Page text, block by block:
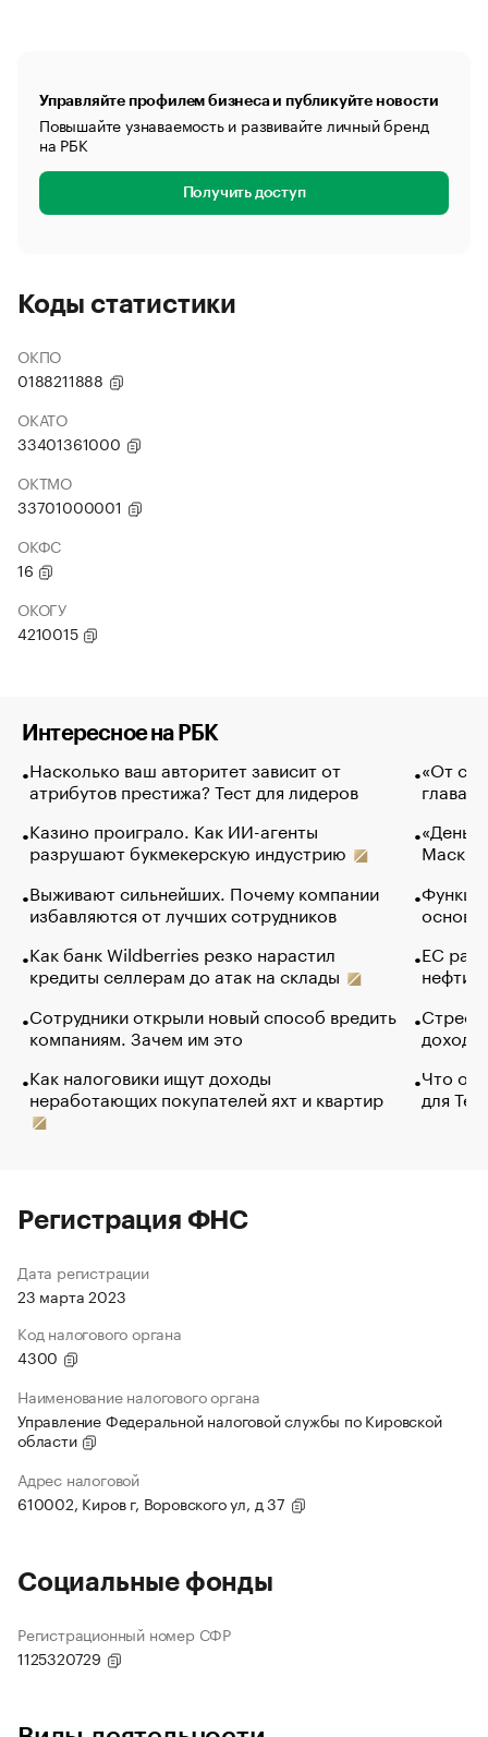
Управляйте профилем бизнеса и публикуйте новости
Повышайте узнаваемость и развивайте личный бренд
на РБК
Получить доступ
Коды статистики
ОКПО
0188211888
ОКАТО
33401361000
ОКТМО
33701000001
ОКФС
16
ОКОГУ
4210015
Интересное на РБК
Насколько ваш авторитет зависит от
атрибутов престижа? Тест для лидеров
Казино проиграло. Как ИИ-агенты
разрушают букмекерскую индустрию
Выживают сильнейших. Почему компании
избавляются от лучших сотрудников
Как банк Wildberries резко нарастил
кредиты селлерам до атак на склады
Сотрудники открыли новый способ вредить
компаниям. Зачем им это
Как налоговики ищут доходы
неработающих покупателей яхт и квартир
«От
глава
Маск в
основ
ЕС
нефти
Что
для
Регистрация ФНС
Дата регистрации
23 марта 2023
Код налогового органа
4300
Наименование налогового органа
Управление Федеральной налоговой службы по Кировской
области
Адрес налоговой
610002, Киров г, Воровского ул, д 37
Социальные фонды
Регистрационный номер СФР
1125320729